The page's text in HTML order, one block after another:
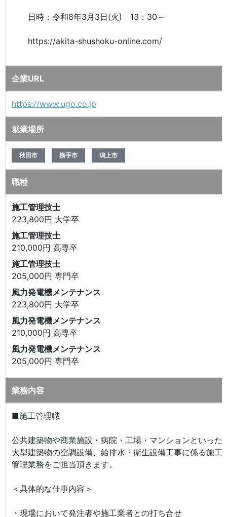
日時：令和8年3月3日(火) 13：30～
https://akita-shushoku-online.com/
企業URL
https://www.ugo.co.jp
就業場所
秋田市 横手市 潟上市
職種
施工管理技士
223,800円 大学卒
施工管理技士
210,000円 高専卒
施工管理技士
205,000円 専門卒
風力発電機メンテナンス
223,800円 大学卒
風力発電機メンテナンス
210,000円 高専卒
風力発電機メンテナンス
205,000円 専門卒
業務内容
■施工管理職
公共建築物や商業施設・病院・工場・マンションといった
大型建築物の空調設備、給排水・衛生設備工事に係る施工
管理業務をご担当頂きます。
＜具体的な仕事内容＞
・現場において発注者や施工業者との打ち合せ